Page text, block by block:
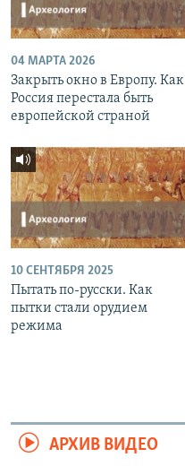
04 МАРТА 2026
Закрыть окно в Европу. Как
Россия перестала быть
европейской страной
10 СЕНТЯБРЯ 2025
Пытать по-русски. Как
пытки стали орудием
режима
АРХИВ ВИДЕО